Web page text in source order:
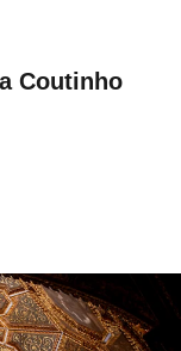
Coutinho